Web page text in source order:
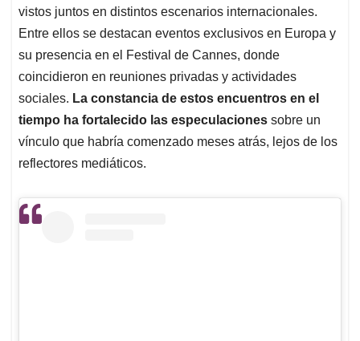
vistos juntos en distintos escenarios internacionales.
Entre ellos se destacan eventos exclusivos en Europa y
su presencia en el Festival de Cannes, donde
coincidieron en reuniones privadas y actividades
sociales. La constancia de estos encuentros en el
tiempo ha fortalecido las especulaciones sobre un
vínculo que habría comenzado meses atrás, lejos de los
reflectores mediáticos.